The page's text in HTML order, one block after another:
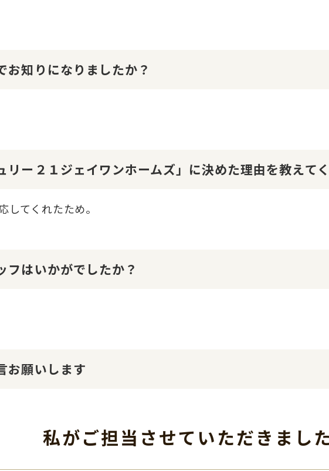
お知りになりましたか？
リー２１ジェイワンホームズ」に決めた理由を教えて
してくれたため。
フはいかがでしたか？
お願いします
私がご担当させていただきまし